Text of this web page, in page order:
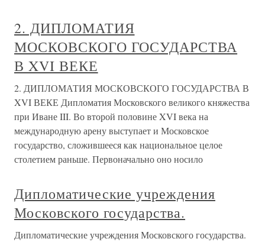
2. ДИПЛОМАТИЯ
МОСКОВСКОГО ГОСУДАРСТВА
В XVI ВЕКЕ
2. ДИПЛОМАТИЯ МОСКОВСКОГО ГОСУДАРСТВА В
XVI ВЕКЕ Дипломатия Московского великого княжества
при Иване III. Во второй половине XVI века на
международную арену выступает и Московское
государство, сложившееся как национальное целое
столетием раньше. Первоначально оно носило
Дипломатические учреждения
Московского государства.
Дипломатические учреждения Московского государства.